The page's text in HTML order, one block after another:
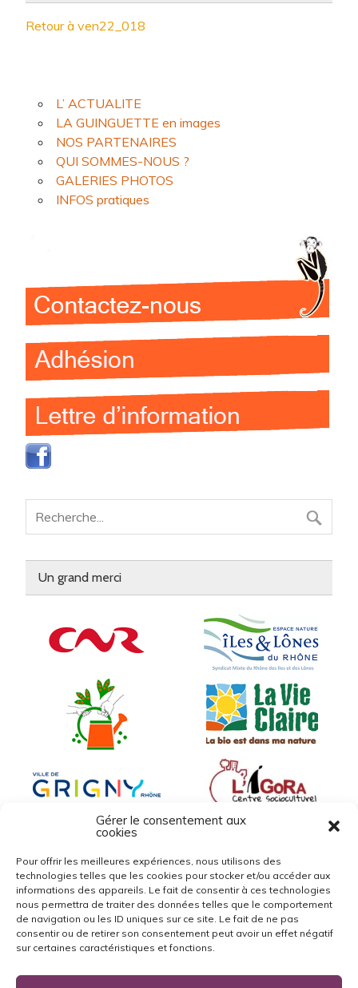
Gérer le consentement aux
cookies
Pour offrir les meilleures expériences, nous utilisons des
technologies telles que les cookies pour stocker et/ou accéder aux
informations des appareils. Le fait de consentir à ces technologies
nous permettra de traiter des données telles que le comportement
de navigation ou les ID uniques sur ce site. Le fait de ne pas
consentir ou de retirer son consentement peut avoir un effet négatif
sur certaines caractéristiques et fonctions.
Retour à ven22_018
L’ ACTUALITE
LA GUINGUETTE en images
NOS PARTENAIRES
QUI SOMMES-NOUS ?
GALERIES PHOTOS
INFOS pratiques
Un grand merci